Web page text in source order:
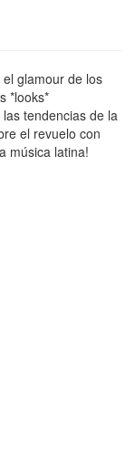
glamour de los
*looks*
tendencias de la
el revuelo con
música latina!